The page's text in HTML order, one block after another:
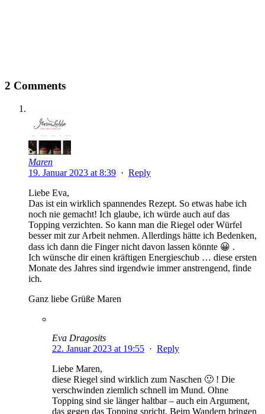
2 Comments
Maren
19. Januar 2023 at 8:39 · Reply
Liebe Eva,
Das ist ein wirklich spannendes Rezept. So etwas habe ich
noch nie gemacht! Ich glaube, ich würde auch auf das
Topping verzichten. So kann man die Riegel oder Würfel
besser mit zur Arbeit nehmen. Allerdings hätte ich Bedenken,
dass ich dann die Finger nicht davon lassen könnte 😀 .
Ich wünsche dir einen kräftigen Energieschub … diese ersten
Monate des Jahres sind irgendwie immer anstrengend, finde
ich.
Ganz liebe Grüße Maren
Eva Dragosits
22. Januar 2023 at 19:55 · Reply
Liebe Maren,
diese Riegel sind wirklich zum Naschen 🙂 ! Die
verschwinden ziemlich schnell im Mund. Ohne
Topping sind sie länger haltbar – auch ein Argument,
das gegen das Topping spricht. Beim Wandern bringen